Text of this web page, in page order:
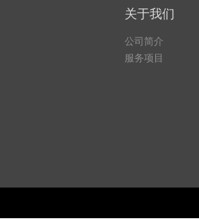
关于我们
公司简介
服务项目